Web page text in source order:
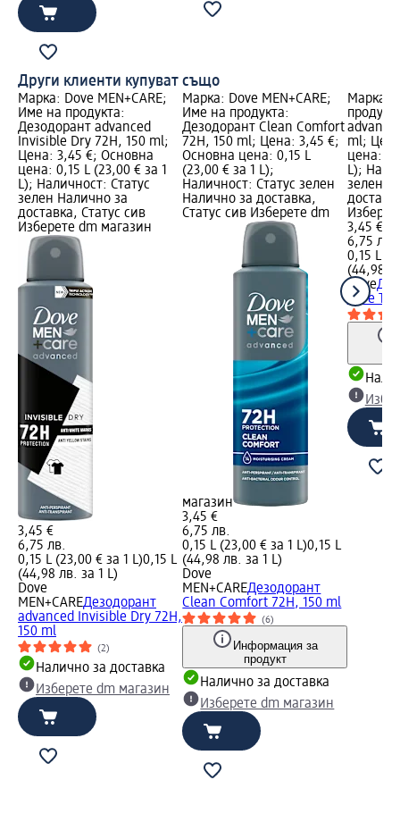
Други клиенти купуват също
Марка: Dove MEN+CARE;
Име на продукта:
Дезодорант advanced
Invisible Dry 72H, 150 ml;
Цена: 3,45 €; Основна
цена: 0,15 L (23,00 € за 1
L); Наличност: Статус
зелен Налично за
доставка, Статус сив
Изберете dm магазин
3,45 €
6,75 лв.
0,15 L (23,00 € за 1 L)0,15 L
(44,98 лв. за 1 L)
Dove
MEN+CAREДезодорант
advanced Invisible Dry 72H,
150 ml
(2)
Налично за доставка
Изберете dm магазин
Марка: Dove MEN+CARE;
Име на продукта:
Дезодорант Clean Comfort
72H, 150 ml; Цена: 3,45 €;
Основна цена: 0,15 L
(23,00 € за 1 L);
Наличност: Статус зелен
Налично за доставка,
Статус сив Изберете dm
магазин
3,45 €
6,75 лв.
0,15 L (23,00 € за 1 L)0,15 L
(44,98 лв. за 1 L)
Dove
MEN+CAREДезодорант
Clean Comfort 72H, 150 ml
(6)
Информация за
продукт
Налично за доставка
Изберете dm магазин
Марка:
ml;
цена:
L);
зелен
3,45 €
6,75 лв.
0,15 L
(44,98
Dove
Care